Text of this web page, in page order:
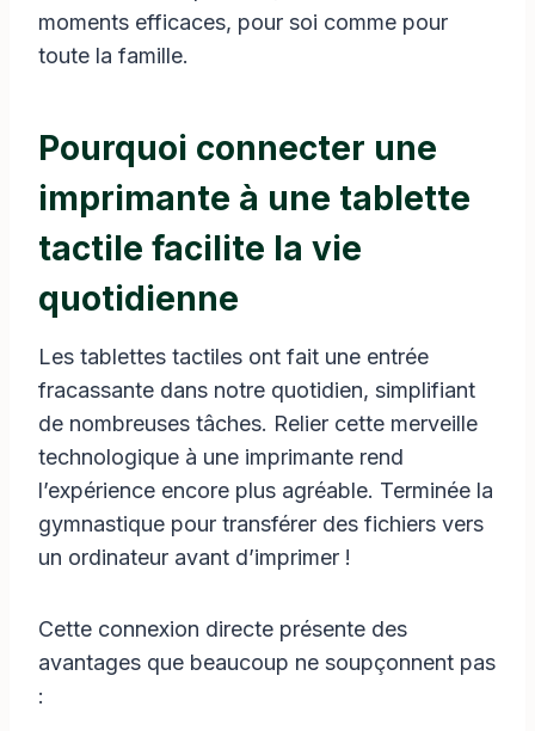
moments efficaces, pour soi comme pour
toute la famille.
Pourquoi connecter une
imprimante à une tablette
tactile facilite la vie
quotidienne
Les tablettes tactiles ont fait une entrée
fracassante dans notre quotidien, simplifiant
de nombreuses tâches. Relier cette merveille
technologique à une imprimante rend
l’expérience encore plus agréable. Terminée la
gymnastique pour transférer des fichiers vers
un ordinateur avant d’imprimer !
Cette connexion directe présente des
avantages que beaucoup ne soupçonnent pas
: